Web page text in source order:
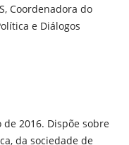
Coordenadora do
e Diálogos
de 2016. Dispõe sobre
da sociedade de